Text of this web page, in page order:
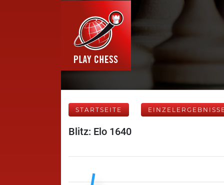
STARTSEITE
Blitz: Elo 1640